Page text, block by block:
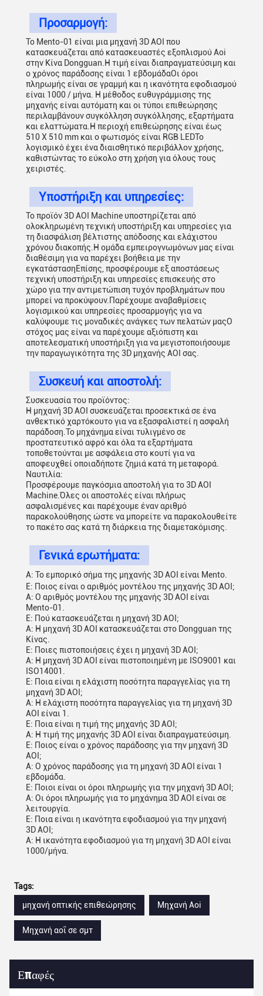
Προσαρμογή:
Το Mento-01 είναι μια μηχανή 3D AOI που
κατασκευάζεται από κατασκευαστές εξοπλισμού Aoi
στην Κίνα Dongguan.Η τιμή είναι διαπραγματεύσιμη και
ο χρόνος παράδοσης είναι 1 εβδομάδαΟι όροι
πληρωμής είναι σε γραμμή και η ικανότητα εφοδιασμού
είναι 1000 / μήνα. Η μέθοδος ευθυγράμμισης της
μηχανής είναι αυτόματη και οι τύποι επιθεώρησης
περιλαμβάνουν συγκόλληση συγκόλλησης, εξαρτήματα
και ελαττώματα.Η περιοχή επιθεώρησης είναι έως
510 X 510 mm και ο φωτισμός είναι RGB LEDΤο
λογισμικό έχει ένα διαισθητικό περιβάλλον χρήσης,
καθιστώντας το εύκολο στη χρήση για όλους τους
χειριστές.
Υποστήριξη και υπηρεσίες:
Το προϊόν 3D AOI Machine υποστηρίζεται από
ολοκληρωμένη τεχνική υποστήριξη και υπηρεσίες για
τη διασφάλιση βέλτιστης απόδοσης και ελάχιστου
χρόνου διακοπής.Η ομάδα εμπειρογνωμόνων μας είναι
διαθέσιμη για να παρέχει βοήθεια με την
εγκατάστασηΕπίσης, προσφέρουμε εξ αποστάσεως
τεχνική υποστήριξη και υπηρεσίες επισκευής στο
χώρο για την αντιμετώπιση τυχόν προβλημάτων που
μπορεί να προκύψουν.Παρέχουμε αναβαθμίσεις
λογισμικού και υπηρεσίες προσαρμογής για να
καλύψουμε τις μοναδικές ανάγκες των πελατών μαςΟ
στόχος μας είναι να παρέχουμε αξιόπιστη και
αποτελεσματική υποστήριξη για να μεγιστοποιήσουμε
την παραγωγικότητα της 3D μηχανής AOI σας.
Συσκευή και αποστολή:
Συσκευασία του προϊόντος:
Η μηχανή 3D AOI συσκευάζεται προσεκτικά σε ένα
ανθεκτικό χαρτόκουτο για να εξασφαλιστεί η ασφαλή
παράδοση.Το μηχάνημα είναι τυλιγμένο σε
προστατευτικό αφρό και όλα τα εξαρτήματα
τοποθετούνται με ασφάλεια στο κουτί για να
αποφευχθεί οποιαδήποτε ζημιά κατά τη μεταφορά.
Ναυτιλία:
Προσφέρουμε παγκόσμια αποστολή για το 3D AOI
Machine.Όλες οι αποστολές είναι πλήρως
ασφαλισμένες και παρέχουμε έναν αριθμό
παρακολούθησης ώστε να μπορείτε να παρακολουθείτε
το πακέτο σας κατά τη διάρκεια της διαμετακόμισης.
Γενικά ερωτήματα:
Α: Το εμπορικό σήμα της μηχανής 3D AOI είναι Mento.
Ε: Ποιος είναι ο αριθμός μοντέλου της μηχανής 3D AOI;
Α: Ο αριθμός μοντέλου της μηχανής 3D AOI είναι
Mento-01.
Ε: Πού κατασκευάζεται η μηχανή 3D AOI;
Α: Η μηχανή 3D AOI κατασκευάζεται στο Dongguan της
Κίνας.
Ε: Ποιες πιστοποιήσεις έχει η μηχανή 3D AOI;
Α: Η μηχανή 3D AOI είναι πιστοποιημένη με ISO9001 και
ISO14001.
Ε: Ποια είναι η ελάχιστη ποσότητα παραγγελίας για τη
μηχανή 3D AOI;
Α: Η ελάχιστη ποσότητα παραγγελίας για τη μηχανή 3D
AOI είναι 1.
Ε: Ποια είναι η τιμή της μηχανής 3D AOI;
Α: Η τιμή της μηχανής 3D AOI είναι διαπραγματεύσιμη.
Ε: Ποιος είναι ο χρόνος παράδοσης για την μηχανή 3D
AOI;
Α: Ο χρόνος παράδοσης για τη μηχανή 3D AOI είναι 1
εβδομάδα.
Ε: Ποιοι είναι οι όροι πληρωμής για την μηχανή 3D AOI;
Α: Οι όροι πληρωμής για το μηχάνημα 3D AOI είναι σε
λειτουργία.
Ε: Ποια είναι η ικανότητα εφοδιασμού για την μηχανή
3D AOI;
Α: Η ικανότητα εφοδιασμού για τη μηχανή 3D AOI είναι
1000/μήνα.
Tags:
μηχανή οπτικής επιθεώρησης
Μηχανή Aoi
Μηχανή αοΐ σε σμτ
Επαφές